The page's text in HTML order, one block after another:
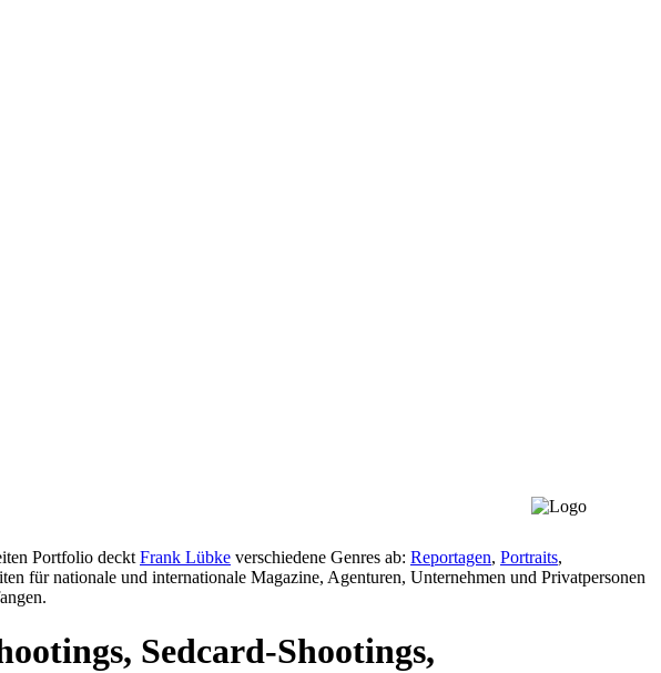
Portfolio deckt Frank Lübke verschiedene Genres ab: Reportagen, Portraits,
für nationale und internationale Magazine, Agenturen, Unternehmen und Privatpersonen
Sedcard-Shootings,